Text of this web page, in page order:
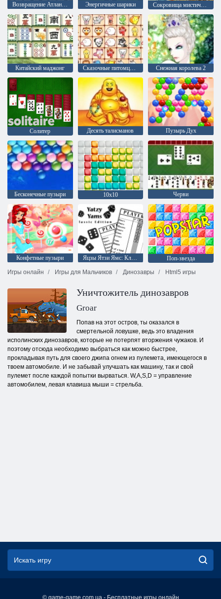
Энергичные шарики Сокровища мистического моря
Китайский маджонг Сказочные питомцы связь Снежная королева 2
Солитер Десять талисманов Пузырь Дух
Бесконечные пузыри 10х10 Черви
Конфетные пузыри Яцзы Ятзи Ямс: Классическая версия
Поп-звезда
Игры онлайн
Игры для Мальчиков Динозавры Html5 игры
Уничтожитель динозавров
Groar
Попав на этот остров, ты оказался в
смертельной ловушке, ведь это владения
исполинских динозавров, которые не потерпят вторжения чужаков. И
поэтому отсюда необходимо выбраться как можно быстрее,
прокладывая путь для своего джипа огнем из пулемета, имеющегося в
твоем автомобиле. И не забывай улучшать как машину, так и свой
пулемет после каждой попытки вырваться. W,A,S,D = управление
автомобилем, левая клавиша мыши = стрельба.
© game-game.com.ua - Бесплатные игры онлайн